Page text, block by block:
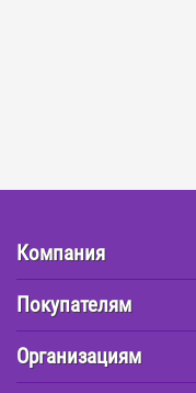
Компания
Покупателям
Организациям